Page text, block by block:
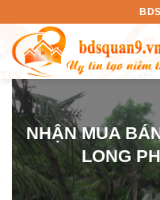
nội
dung
NHẬN MUA
LONG